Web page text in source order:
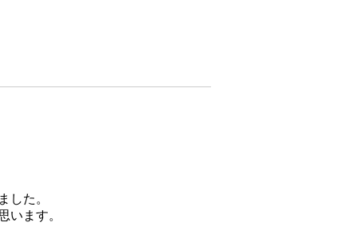
した。
います。